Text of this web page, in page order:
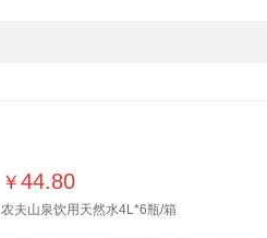
￥ 44.80
农夫山泉饮用天然水4L*6瓶/箱